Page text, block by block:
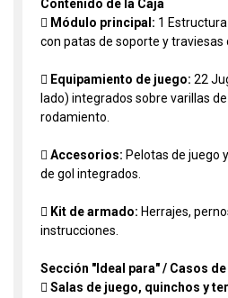
Contenido de la Caja
 Módulo principal: 1
con patas de soporte y traviesas
 Equipamiento de juego: 22
lado) integrados sobre varillas
rodamiento.
 Accesorios: Pelotas de juego
de gol integrados.
 Kit de armado: Herrajes,
instrucciones.
Sección "Ideal para" / Casos de
 Salas de juego, quinchos y